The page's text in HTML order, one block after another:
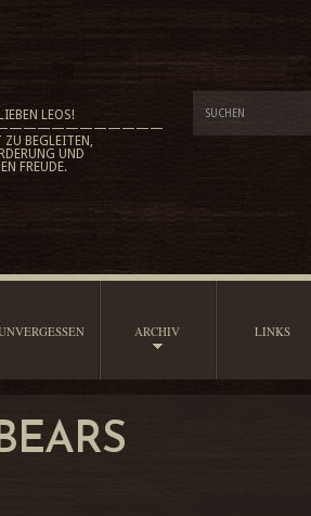
LEOS!
ZU BEGLEITEN,
UND
FREUDE.
ARCHIV LINKS